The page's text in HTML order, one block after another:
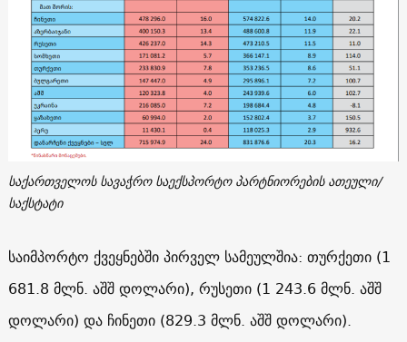
საქართველოს სავაჭრო საექსპორტო პარტნიორების ათეული/
საქსტატი
საიმპორტო ქვეყნებში პირველ სამეულშია: თურქეთი (1
681.8 მლნ. აშშ დოლარი), რუსეთი (1 243.6 მლნ. აშშ
დოლარი) და ჩინეთი (829.3 მლნ. აშშ დოლარი).